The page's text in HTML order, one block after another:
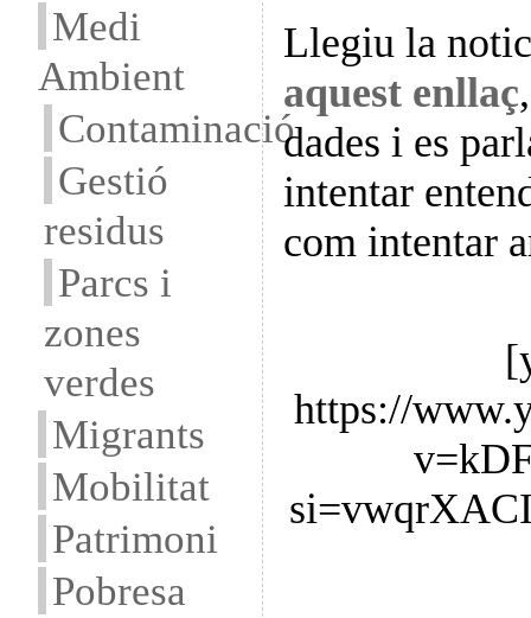
Medi
Ambient
Contaminació
Gestió
residus
Parcs i
zones
verdes
Migrants
Mobilitat
Patrimoni
Pobresa
Llegiu la
aquest enllaç
dades i es
intentar
com intentar
https://